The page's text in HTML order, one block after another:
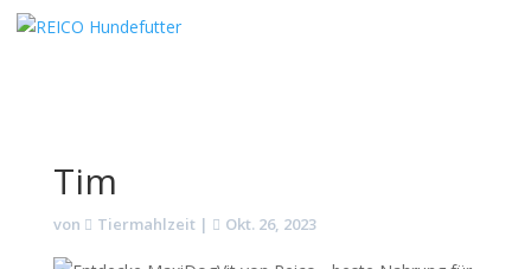
Tim
von Tiermahlzeit| Okt. 26, 2023